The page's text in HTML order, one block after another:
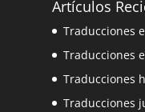
Artículos
Traducciones
Traducciones
Traducciones
Traducciones